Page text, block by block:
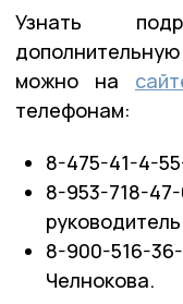
Узнать
можно на
телефонам:
8-475-41-4-
8-953-718-
8-900-
Челнокова.